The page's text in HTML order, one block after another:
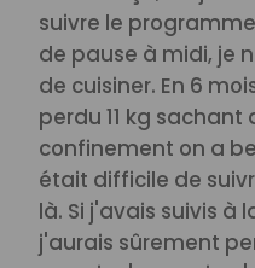
suivre le
de pause à midi, je
de cuisiner. En 6
perdu 11 kg sachant
confinement on a
était difficile de
là. Si j'avais suivis à
j'aurais sûrement